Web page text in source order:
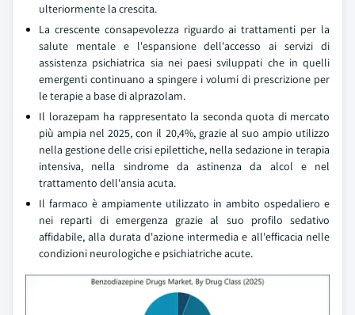
ulteriormente la crescita.
La crescente consapevolezza riguardo ai trattamenti per la
salute mentale e l'espansione dell'accesso ai servizi di
assistenza psichiatrica sia nei paesi sviluppati che in quelli
emergenti continuano a spingere i volumi di prescrizione per
le terapie a base di alprazolam.
Il lorazepam ha rappresentato la seconda quota di mercato
più ampia nel 2025, con il 20,4%, grazie al suo ampio utilizzo
nella gestione delle crisi epilettiche, nella sedazione in terapia
intensiva, nella sindrome da astinenza da alcol e nel
trattamento dell'ansia acuta.
Il farmaco è ampiamente utilizzato in ambito ospedaliero e
nei reparti di emergenza grazie al suo profilo sedativo
affidabile, alla durata d'azione intermedia e all'efficacia nelle
condizioni neurologiche e psichiatriche acute.